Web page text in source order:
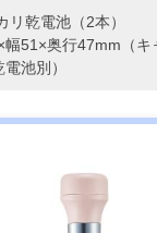
リ乾電池（2本）
51×奥行47mm（キ
池別）